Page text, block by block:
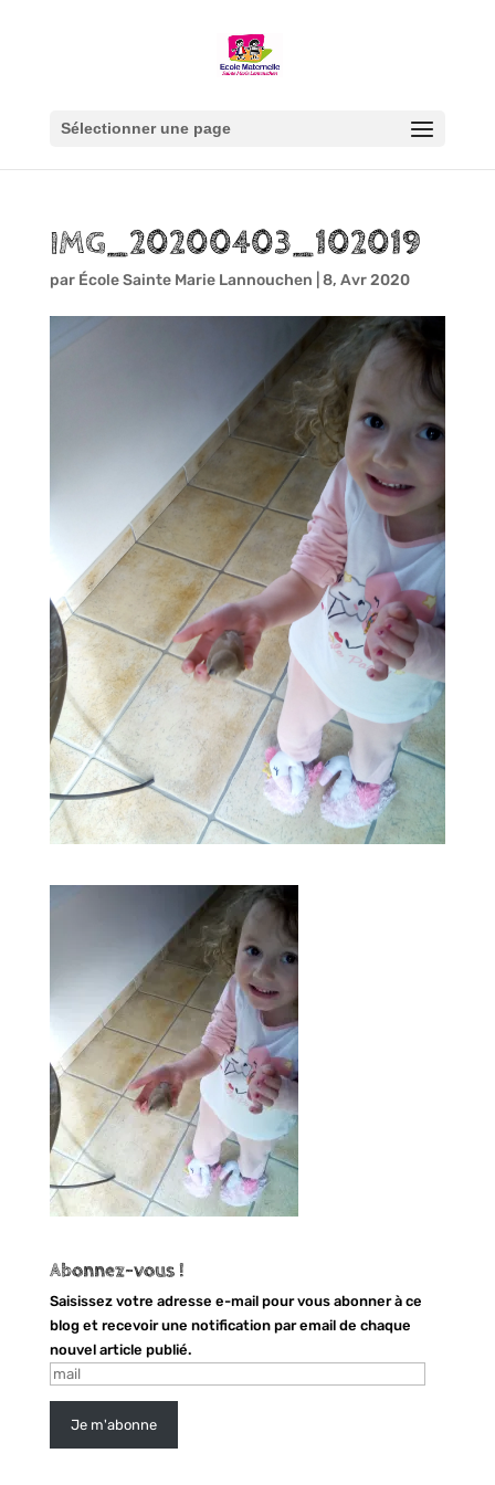
Sélectionner une page
IMG_20200403_102019
par École Sainte Marie Lannouchen 8, Avr 2020
Abonnez-vous !
Saisissez votre adresse e-mail pour vous abonner à ce
blog et recevoir une notification par email de chaque
nouvel article publié.
mail
Je m'abonne